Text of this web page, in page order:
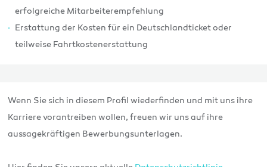
erfolgreiche Mitarbeiterempfehlung
Erstattung der Kosten für ein Deutschlandticket oder
teilweise Fahrtkostenerstattung
Wenn Sie sich in diesem Profil wiederfinden und mit uns ihre
Karriere vorantreiben wollen, freuen wir uns auf ihre
aussagekräftigen Bewerbungsunterlagen.